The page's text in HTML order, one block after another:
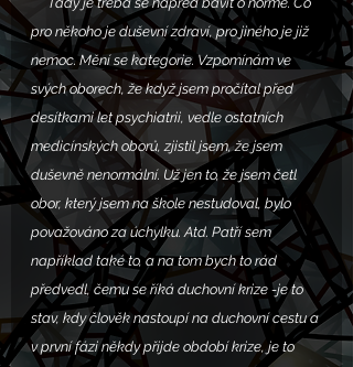
pro někoho je duševní zdraví, pro jiného je již
nemoc. Mění se kategorie. Vzpomínám ve
svých oborech, že když jsem pročítal před
desítkami let psychiatrii, vedle ostatních
medicínských oborů, zjistil jsem, že jsem
duševně nenormální. Už jen to, že jsem četl
obor, který jsem na škole nestudoval, bylo
považováno za úchylku. Atd. Patří sem
například také to, a na tom bych to rád
předvedl, čemu se říká duchovní krize -je to
stav, kdy člověk nastoupí na duchovní cestu a
v první fázi někdy přijde období krize, je to